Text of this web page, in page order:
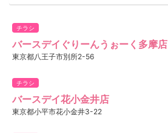
チラシ
バースデイぐりーんうぉーく多摩店
東京都八王子市別所2-56
チラシ
バースデイ花小金井店
東京都小平市花小金井3-22